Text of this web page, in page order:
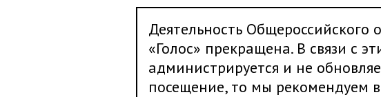
Деятельность
«Голос» прекращена. В связи с
администрируется и не
посещение, то мы рекомендуем